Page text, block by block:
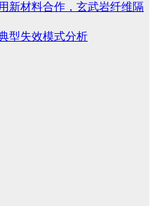
新材料合作，玄武岩纤维隔
型失效模式分析